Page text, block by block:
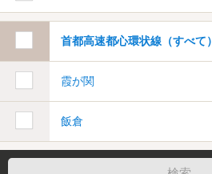
首都高速都心環状線（すべて）
霞が関
飯倉